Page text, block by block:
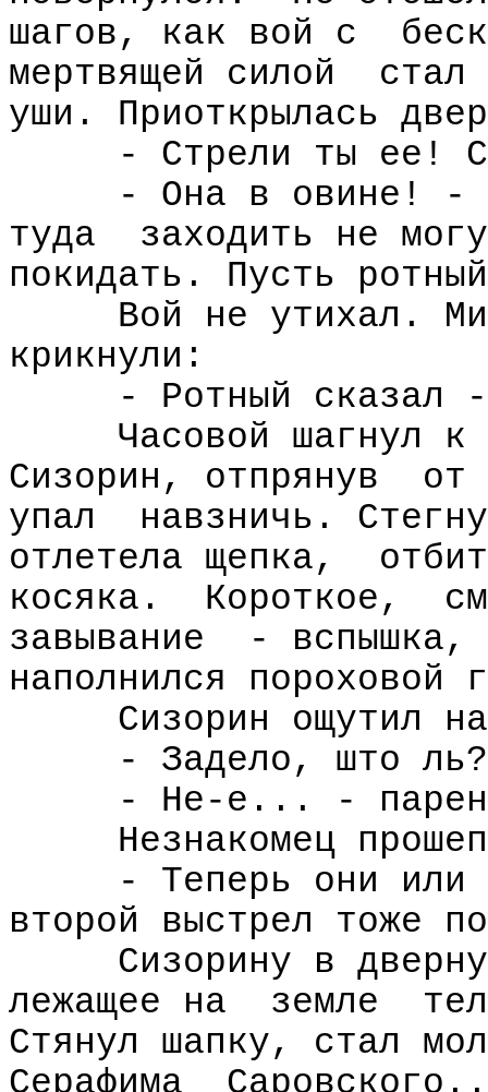
шагов, как вой с
мертвящей силой
стал
уши. Приоткрылась
- Стрели ты ее!
- Она в овине! -
туда
заходить не
покидать. Пусть
Вой не утихал.
крикнули:
- Ротный сказал
Часовой шагнул к
Сизорин, отпрянув
от
упал
навзничь.
отлетела щепка,
косяка.
Короткое,
завывание
- вспышка,
наполнился пороховой
Сизорин ощутил
- Задело, што ль?
- Не-е... -
Незнакомец
- Теперь они или
второй выстрел тоже
Сизорину в
лежащее на
земле
Стянул шапку, стал
Серафима